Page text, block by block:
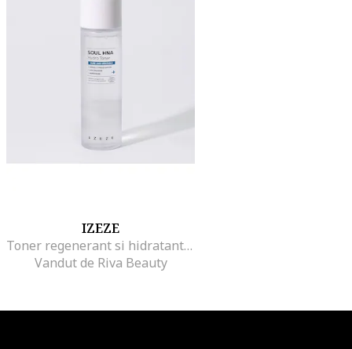
IZEZE
Toner regenerant si hidratant cu 8 straturi de Acid Hialuronic si Apa de Chiparos, 150 ml
Vandut de Riva Beauty